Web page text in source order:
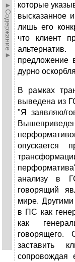
►Содержание►
которые
высказанное
лишь его
что клиент
дурно
В рамках
выведена из
"Я заявляю/
анализу в
говорящий
мире.
в ПС как
как
заставить
сопровождая